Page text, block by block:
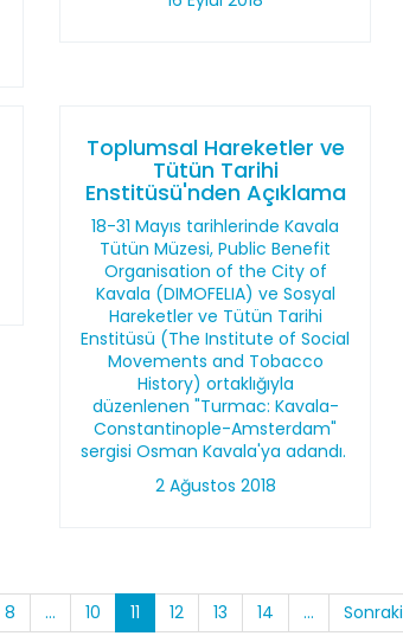
Toplumsal Hareketler ve
Tütün Tarihi
Enstitüsü'nden Açıklama
18-31 Mayıs tarihlerinde Kavala
Tütün Müzesi, Public Benefit
Organisation of the City of
Kavala (DIMOFELIA) ve Sosyal
Hareketler ve Tütün Tarihi
Enstitüsü (The Institute of Social
Movements and Tobacco
History) ortaklığıyla
düzenlenen "Turmac: Kavala-
Constantinople-Amsterdam"
sergisi Osman Kavala'ya adandı.
2 Ağustos 2018
8 ... 10 11 12 13 14 ... Sonraki